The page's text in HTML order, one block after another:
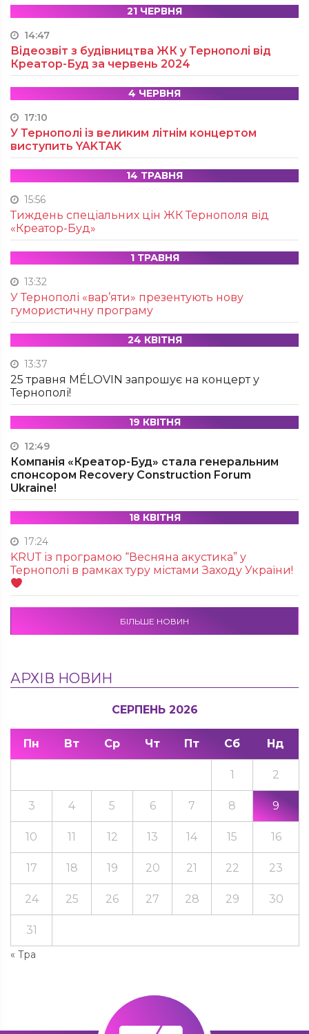
21 ЧЕРВНЯ
14:47
Відеозвіт з будівництва ЖК у Тернополі від
Креатор-Буд за червень 2024
4 ЧЕРВНЯ
17:10
У Тернополі із великим літнім концертом
виступить YAKTAK
14 ТРАВНЯ
15:56
Тиждень спеціальних цін ЖК Тернополя від
«Креатор-Буд»
1 ТРАВНЯ
13:32
У Тернополі «вар’яти» презентують нову
гумористичну програму
24 КВІТНЯ
13:37
25 травня MÉLOVIN запрошує на концерт у
Тернополі!
19 КВІТНЯ
12:49
Компанія «Креатор-Буд» стала генеральним
спонсором Recovery Construction Forum
Ukraine!
18 КВІТНЯ
17:24
KRUТ із програмою “Весняна акустика” у
Тернополі в рамках туру містами Заходу України!
БІЛЬШЕ НОВИН
АРХІВ НОВИН
СЕРПЕНЬ 2026
Пн Вт Ср Чт Пт Сб Нд
« Тра
1 2
3 4 5 6 7 8 9
10 11 12 13 14 15 16
17 18 19 20 21 22 23
24 25 26 27 28 29 30
31